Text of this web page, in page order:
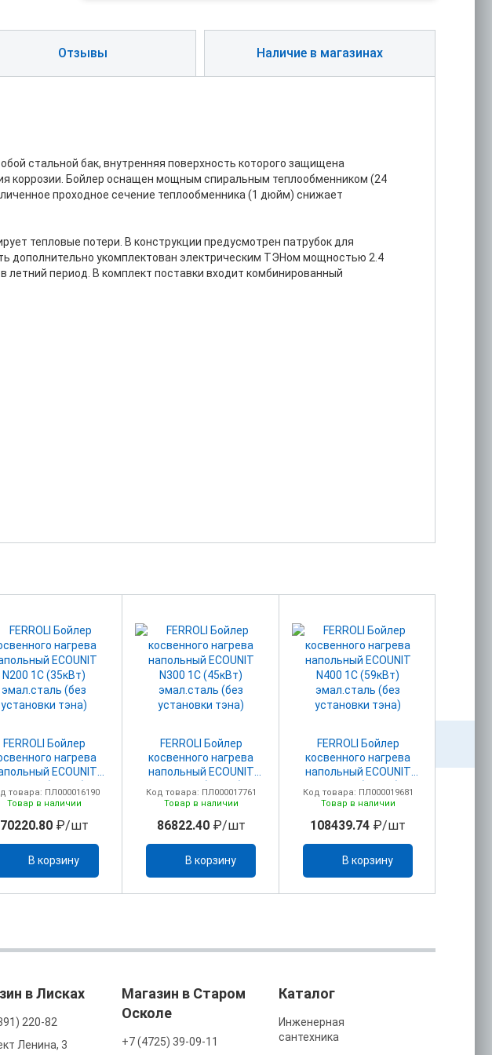
Отзывы Наличие в магазинах
стальной бак, внутренняя поверхность которого защищена
коррозии. Бойлер оснащен мощным спиральным теплообменником (24
проходное сечение теплообменника (1 дюйм) снижает
тепловые потери. В конструкции предусмотрен патрубок для
дополнительно укомплектован электрическим ТЭНом мощностью 2.4
период. В комплект поставки входит комбинированный
FERROLI Бойлер
нагрева
ECOUNIT
N200 1С (35кВт)
эмал.сталь (без
товара: ПЛ000016190
Товар в наличии
70220.80₽/шт
В корзину
FERROLI Бойлер
косвенного нагрева
напольный ECOUNIT
N300 1С (45кВт)
эмал.сталь (без
Код товара: ПЛ000017761
Товар в наличии
86822.40₽/шт
В корзину
FERROLI Бойлер
косвенного нагрева
напольный ECOUNIT
N400 1С (59кВт)
эмал.сталь (без
Код товара: ПЛ000019681
Товар в наличии
108439.74 ₽/шт
В корзину
в Лисках
220-82
Ленина, 3
Магазин в Старом
Осколе
+7 (4725) 39-09-11
Каталог
Инженерная
сантехника